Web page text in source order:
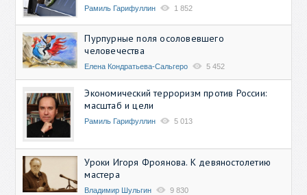
Рамиль Гарифуллин 1 852
Пурпурные поля осоловевшего
человечества
Елена Кондратьева-Сальгеро 5 452
Экономический терроризм против России:
масштаб и цели
Рамиль Гарифуллин 5 013
Уроки Игоря Фроянова. К девяностолетию
мастера
Владимир Шульгин 9 830